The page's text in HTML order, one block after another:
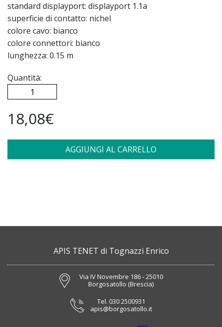
standard displayport: displayport 1.1a
superficie di contatto: nichel
colore cavo: bianco
colore connettori: bianco
lunghezza: 0.15 m
Quantità:
18,08€
AGGIUNGI AL CARRELLO
APIS TENET di Tognazzi Enrico
Via IV Novembre 186 - 25010
Borgosatollo (Brescia)
Tel. 030 2500931
apis@borgosatollo.it